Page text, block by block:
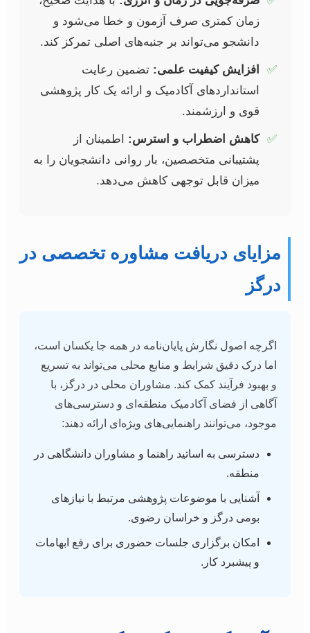
زمان کمتری صرف آزمون و خطا می‌شود و
دانشجو می‌تواند بر جنبه‌های اصلی تمرکز کند.
✅ افزایش کیفیت علمی: تضمین رعایت
استانداردهای آکادمیک و ارائه یک کار پژوهشی
قوی و ارزشمند.
✅ کاهش اضطراب و استرس: اطمینان از
پشتیبانی متخصصین، بار روانی دانشجویان را به
میزان قابل توجهی کاهش می‌دهد.
مزایای دریافت مشاوره تخصصی در
درگز
اگرچه اصول نگارش پایان‌نامه در همه جا یکسان است،
اما درک دقیق شرایط و منابع محلی می‌تواند به تسریع
و بهبود فرآیند کمک کند. مشاوران محلی در درگز، با
آگاهی از فضای آکادمیک منطقه‌ای و دسترسی‌های
موجود، می‌توانند راهنمایی‌های ویژه‌ای ارائه دهند:
دسترسی به اساتید راهنما و مشاوران دانشگاهی در
منطقه.
آشنایی با موضوعات پژوهشی مرتبط با نیازهای
بومی درگز و خراسان رضوی.
امکان برگزاری جلسات حضوری برای رفع ابهامات
و پیشبرد کار.